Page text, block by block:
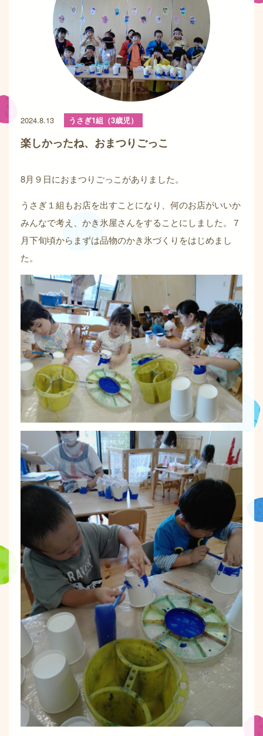
2024.8.13 うさぎ1組（3歳児）
楽しかったね、おまつりごっこ
8月９日におまつりごっこがありました。
うさぎ１組もお店を出すことになり、何のお店がいいか
みんなで考え、かき氷屋さんをすることにしました。７
月下旬頃からまずは品物のかき氷づくりをはじめまし
た。